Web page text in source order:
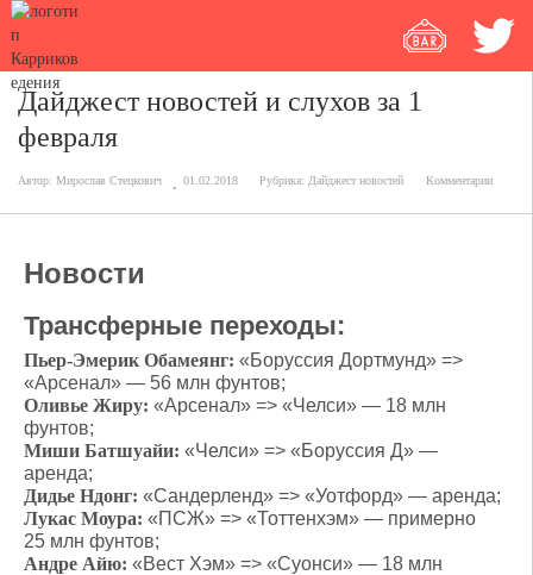
Дайджест новостей и слухов за 1
февраля
Автор: Мирослав Стецкович 01.02.2018 Рубрика: Дайджест новостей Комментарии
Новости
Трансферные переходы:
Пьер-Эмерик Обамеянг: «Боруссия Дортмунд» =>
«Арсенал» — 56 млн фунтов;
Оливье Жиру: «Арсенал» => «Челси» — 18 млн
фунтов;
Миши Батшуайи: «Челси» => «Боруссия Д» —
аренда;
Дидье Ндонг: «Сандерленд» => «Уотфорд» — аренда;
Лукас Моура: «ПСЖ» => «Тоттенхэм» — примерно
25 млн фунтов;
Андре Айю: «Вест Хэм» => «Суонси» — 18 млн